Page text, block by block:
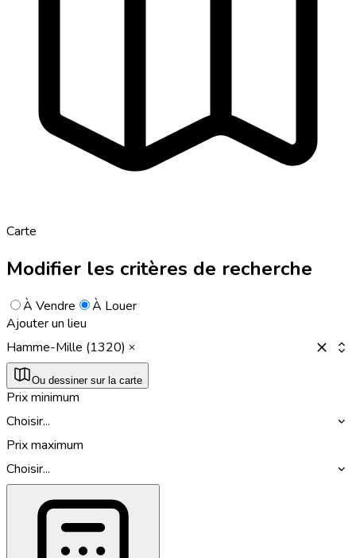
Carte
Modifier les critères de recherche
À Vendre
À Louer
Ajouter un lieu
Hamme-Mille (1320)
Ou dessiner sur la carte
Prix minimum
Choisir...
Prix maximum
Choisir...